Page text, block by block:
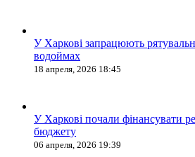
У Харкові запрацюють
водоймах
18 апреля, 2026 18:45
У Харкові почали фінансувати
бюджету
06 апреля, 2026 19:39